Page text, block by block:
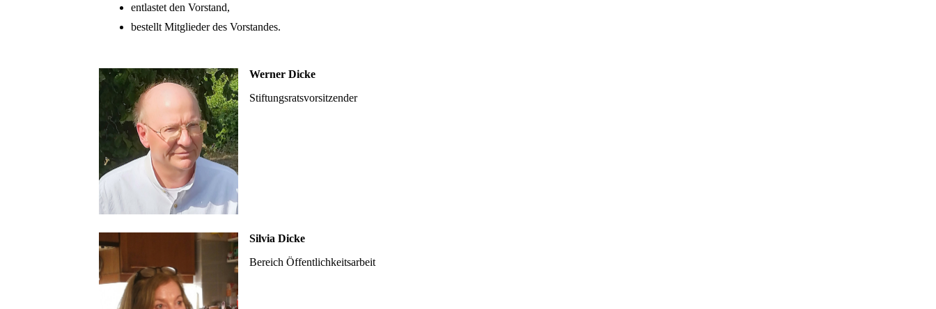
entlastet den Vorstand,
bestellt Mitglieder des Vorstandes.
Werner Dicke
Stiftungsratsvorsitzender
Silvia Dicke
Bereich Öffentlichkeitsarbeit